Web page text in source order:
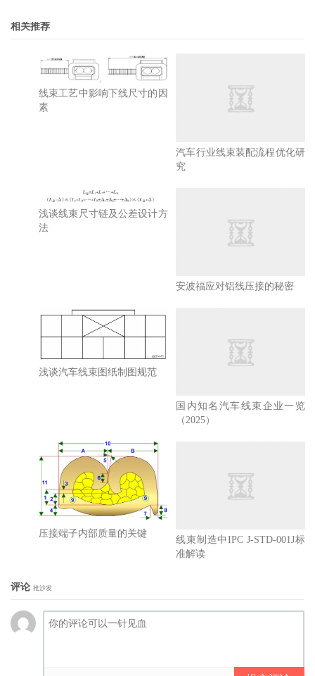
相关推荐
线束工艺中影响下线尺寸的因
素
汽车行业线束装配流程优化研
究
浅谈线束尺寸链及公差设计方
法
安波福应对铝线压接的秘密
浅谈汽车线束图纸制图规范
国内知名汽车线束企业一览
（2025）
压接端子内部质量的关键
线束制造中IPC J-STD-001J标
准解读
评论 抢沙发